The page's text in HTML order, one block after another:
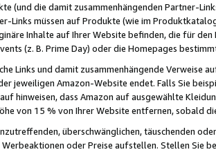
(und die damit zusammenhängenden Partner-
Links müssen auf Produkte (wie im
Inhalte auf Ihrer Website befinden, die für
(z. B. Prime Day) oder die Homepages
Links und damit zusammenhängende
jeweiligen Amazon-Website endet. Falls Sie
hinweisen, dass Amazon auf ausgewählte
von 15 % von Ihrer Website entfernen, sobald
überschwänglichen, täuschenden
Werbeaktionen oder Preise aufstellen. Stellen Sie